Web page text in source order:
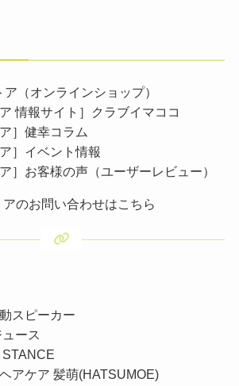
（オンラインショップ）
情報サイト］クラブイマココ
］健幸コラム
］イベント情報
］お客様の声（ユーザーレビュー）
のお問い合わせはこちら
スピーカー
ース
アケア 髪萌(HATSUMOE)